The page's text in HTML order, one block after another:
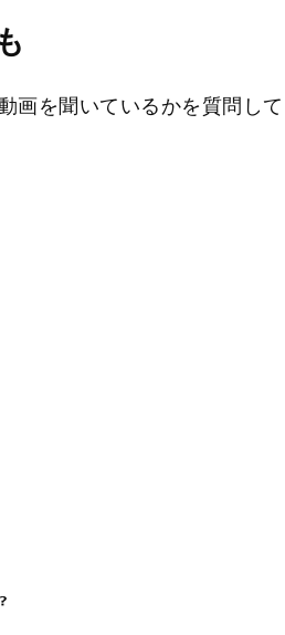
画を聞いているかを質問して